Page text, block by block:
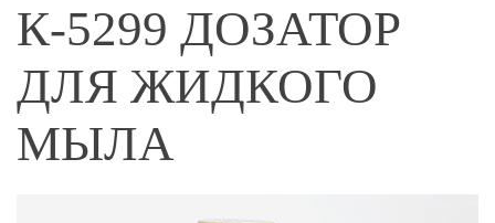
К-5299 ДОЗАТОР
ДЛЯ ЖИДКОГО
МЫЛА